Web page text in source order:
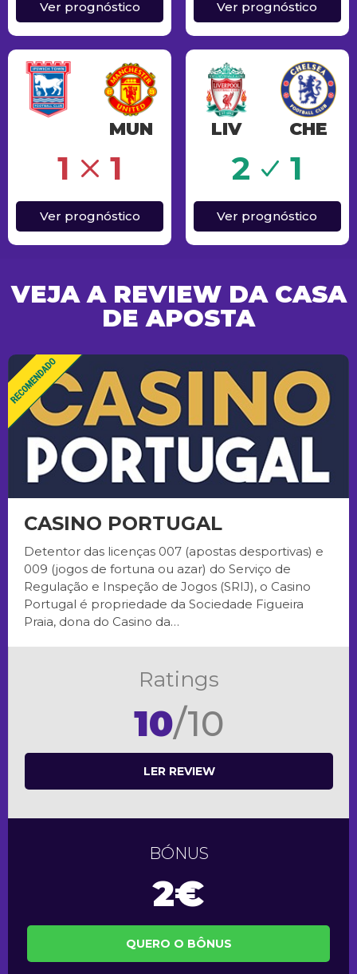
Ver prognóstico Ver prognóstico
MUN
1 1
Ver prognóstico
LIV CHE
2
Sucesso 1
Ver prognóstico
VEJA A REVIEW DA CASA
DE APOSTA
CASINO PORTUGAL
Detentor das licenças 007 (apostas desportivas) e
009 (jogos de fortuna ou azar) do Serviço de
Regulação e Inspeção de Jogos (SRIJ), o Casino
Portugal é propriedade da Sociedade Figueira
Praia, dona do Casino da…
Ratings
10/10
LER REVIEW
BÓNUS
2€
QUERO O BÔNUS